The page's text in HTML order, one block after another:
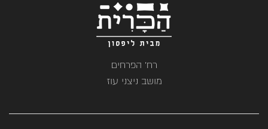
רח' הפרחים
מושב ניצני עוז